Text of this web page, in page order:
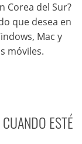
Corea del Sur?
que desea en
Mac y
móviles.
ESTÉ